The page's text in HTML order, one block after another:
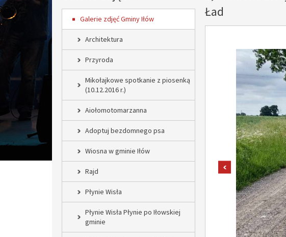
Galerie zdjęć Gminy Iłów
Architektura
Przyroda
Mikołajkowe spotkanie z piosenką
(10.12.2016 r.)
Aiołomotomarzanna
Adoptuj bezdomnego psa
Wiosna w gminie Iłów
Rajd
Płynie Wisła
Płynie Wisła Płynie po Iłowskiej
gminie
Ład
pokaż